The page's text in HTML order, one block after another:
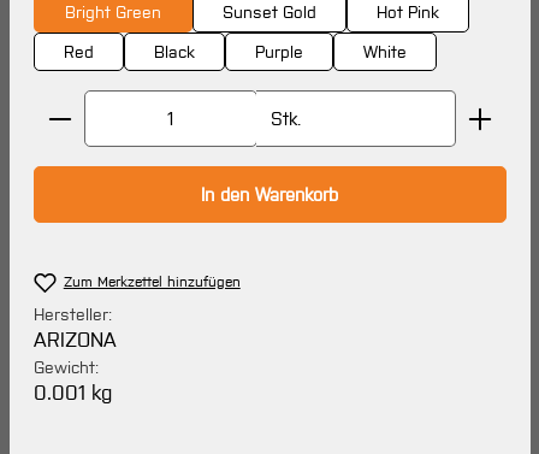
Bright Green
Sunset Gold
Hot Pink
Red
Black Purple White
Produkt Anzahl: Gib den gewünschten Wert ein
Stk.
In den Warenkorb
Zum Merkzettel hinzufügen
Hersteller:
ARIZONA
Gewicht:
0.001 kg